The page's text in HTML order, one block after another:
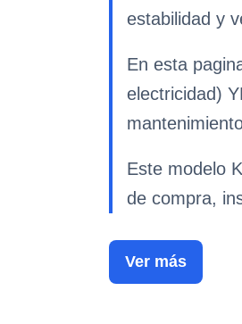
estabilidad y
En esta
electricidad)
Este modelo
de compra,
Ver más